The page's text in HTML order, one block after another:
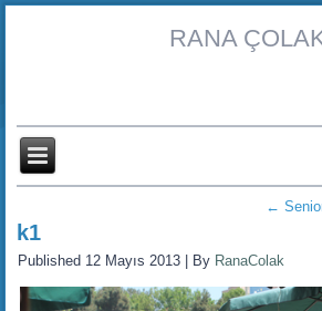
RANA
←
k1
Published 12 Mayıs 2013 By RanaColak